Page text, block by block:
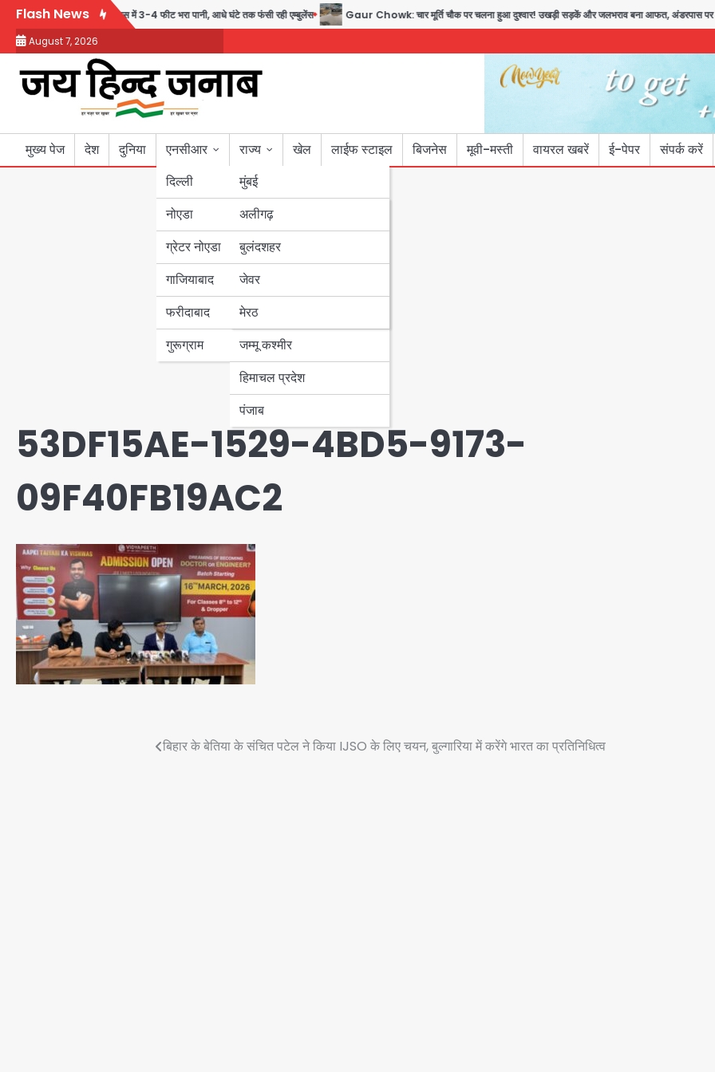
Skip
content
Flash News
पोल, सेक्टर-95 अंडरपास में 3-4 फीट भरा पानी, आधे घंटे तक फंसी रही एम्बुलेंस Gaur Chowk: चार मूर्ति चौक पर चलना हुआ दुश्वार! उखड़ी सड़कें और जलभराव बना आफत, अंडरपास पर भी
August 7, 2026
मुख्य पेज देश दुनिया
एनसीआर
दिल्ली
नोएडा
ग्रेटर नोएडा
गाजियाबाद
फरीदाबाद
गुरूग्राम
राज्य
मुंबई
उत्तर प्रदेश
अलीगढ़
बुलंदशहर
जेवर
मेरठ
बिहार
पंजाब
हरियाणा
जम्मू कश्मीर
हिमाचल प्रदेश
पंजाब
खेल लाईफ स्टाइल बिजनेस मूवी-मस्ती वायरल खबरें ई-पेपर संपर्क करें
53DF15AE-1529-4BD5-9173-
09F40FB19AC2
बिहार के बेतिया के संचित पटेल ने किया IJSO के लिए चयन, बुल्गारिया में करेंगे भारत का प्रतिनिधित्व